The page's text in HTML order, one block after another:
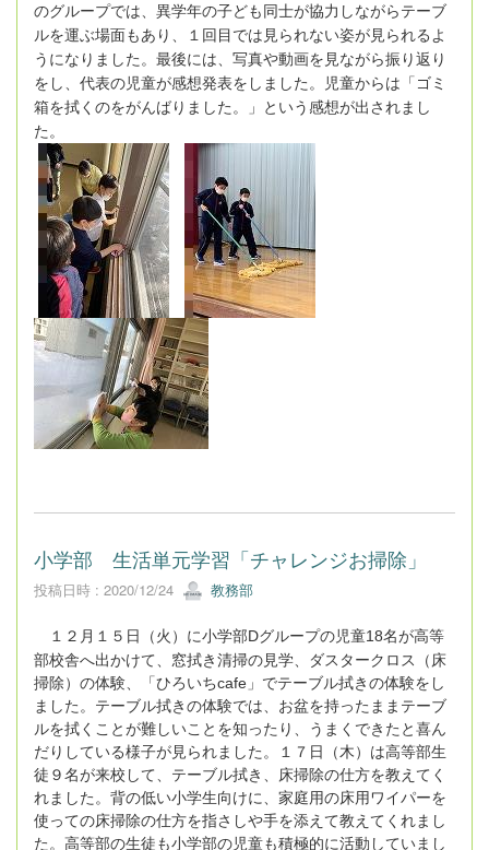
のグループでは、異学年の子ども同士が協力しながらテーブ
ルを運ぶ場面もあり、１回目では見られない姿が見られるよ
うになりました。最後には、写真や動画を見ながら振り返り
をし、代表の児童が感想発表をしました。児童からは「ゴミ
箱を拭くのをがんばりました。」という感想が出されまし
た。
小学部 生活単元学習「チャレンジお掃除」
投稿日時 : 2020/12/24 教務部
１２ 月１５ 日（火）に小学部Dグループの児童18名が高等
部校舎へ出かけて、窓拭き清掃の見学、ダスタークロス（床
掃除）の体験、「ひろいちcafe 」でテーブル拭きの体験をし
ました。テーブル拭きの体験では、お盆を持ったままテーブ
ルを拭くことが難しいことを知ったり、うまくできたと喜ん
だりしている様子が見られました。１７ 日（木）は高等部生
徒９名が来校して、テーブル拭き、床掃除の仕方を教えてく
れました。背の低い小学生向けに、家庭用の床用ワイパーを
使っての床掃除の仕方を指さしや手を添えて教えてくれまし
た。高等部の生徒も小学部の児童も積極的に活動していまし